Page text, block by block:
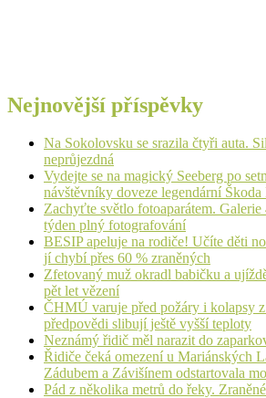
Nejnovější příspěvky
Na Sokolovsku se srazila čtyři auta.
neprůjezdná
Vydejte se na magický Seeberg po
návštěvníky doveze legendární Škoda
Zachyťte světlo fotoaparátem.
týden plný fotografování
BESIP apeluje na rodiče! Učíte děti
jí chybí přes 60 % zraněných
Zfetovaný muž okradl babičku a
pět let vězení
ČHMÚ varuje před požáry i kolapsy
předpovědi slibují ještě vyšší teploty
Neznámý řidič měl narazit do
Řidiče čeká omezení u Mariánských
Zádubem a Závišínem odstartovala
Pád z několika metrů do řeky.